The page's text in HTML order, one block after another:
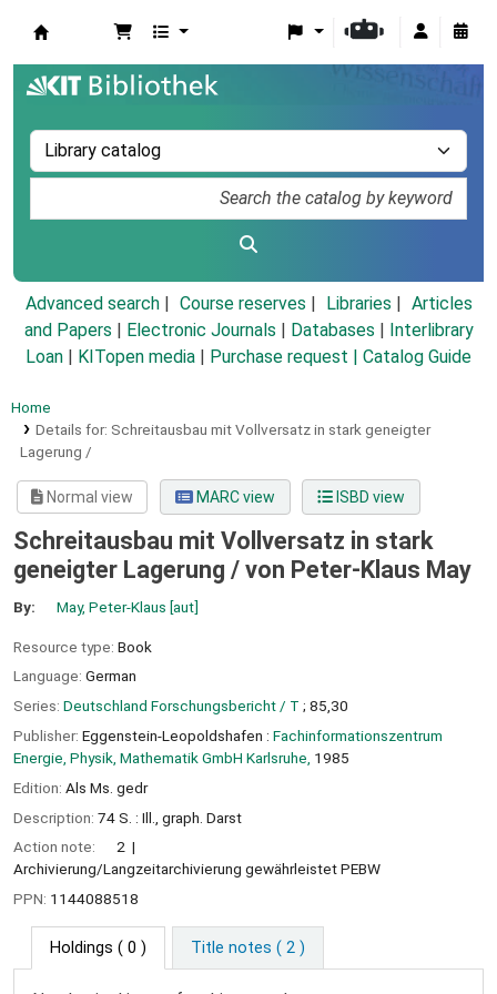
Advanced search Course reserves Libraries
Articles
and Papers
Electronic Journals Databases
Interlibrary
Loan
KITopen media Purchase request | Catalog Guide
Home
Details for: Schreitausbau mit Vollversatz in stark geneigter
Lagerung /
Normal view MARC view ISBD view
Schreitausbau mit Vollversatz in stark
geneigter Lagerung / von Peter-Klaus May
By: May, Peter-Klaus [aut]
Resource type: Book
Language: German
Series: Deutschland Forschungsbericht / T ; 85,30
Publisher: Eggenstein-Leopoldshafen : Fachinformationszentrum
Energie, Physik, Mathematik GmbH Karlsruhe, 1985
Edition: Als Ms. gedr
Description: 74 S. : Ill., graph. Darst
Action note:
2
Archivierung/Langzeitarchivierung gewährleistet PEBW
PPN: 1144088518
Holdings ( 0 ) Title notes ( 2 )